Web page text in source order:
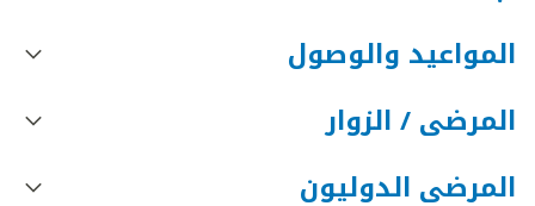
المواعيد والوصول
المرضى / الزوار
المرضى الدوليون